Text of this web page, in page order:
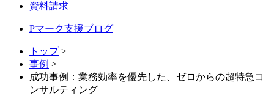
資料請求
Pマーク支援ブログ
トップ>
事例 >
成功事例：業務効率を優先した、ゼロからの超特急コ
ンサルティング